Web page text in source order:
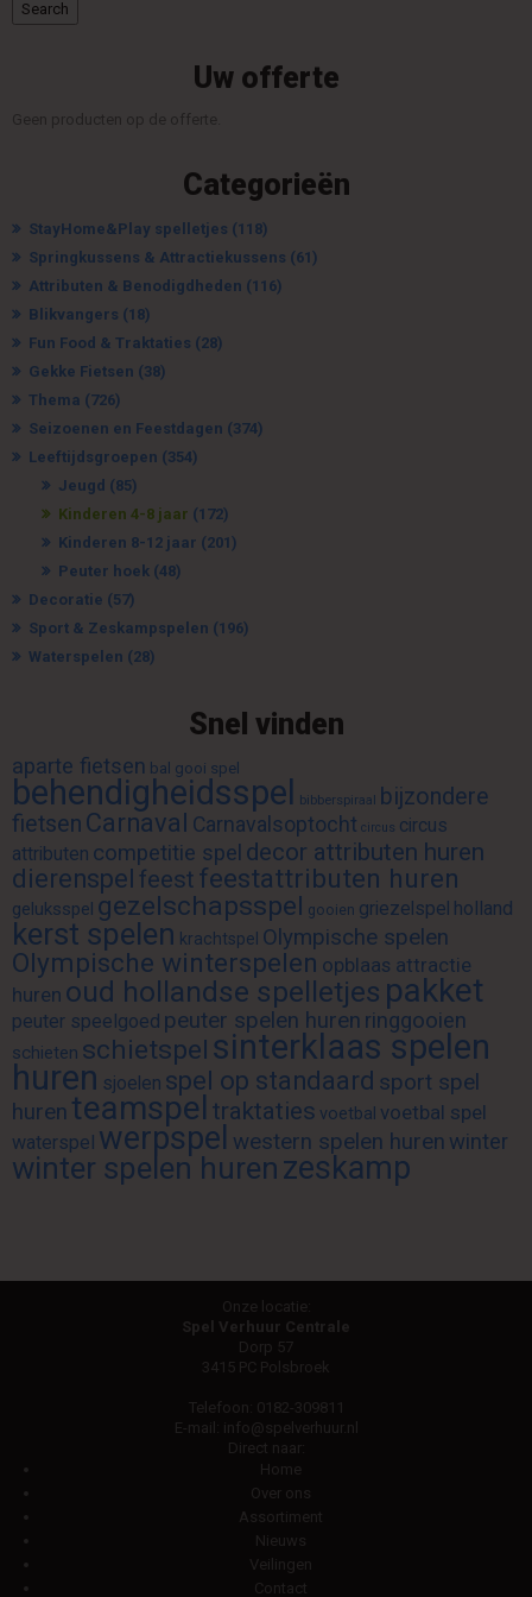
Search
Uw offerte
Geen producten op de offerte.
Categorieën
StayHome&Play spelletjes (118)
Springkussens & Attractiekussens (61)
Attributen & Benodigdheden (116)
Blikvangers (18)
Fun Food & Traktaties (28)
Gekke Fietsen (38)
Thema (726)
Seizoenen en Feestdagen (374)
Leeftijdsgroepen (354)
Jeugd (85)
Kinderen 4-8 jaar (172)
Kinderen 8-12 jaar (201)
Peuter hoek (48)
Decoratie (57)
Sport & Zeskampspelen (196)
Waterspelen (28)
Snel vinden
aparte fietsen bal gooi spel
behendigheidsspel bibberspiraal bijzondere
fietsen Carnaval Carnavalsoptocht circus circus
attributen competitie spel decor attributen huren
dierenspel feest feestattributen huren
geluksspel gezelschapsspel gooien griezelspel holland
kerst spelen krachtspel Olympische spelen
Olympische winterspelen opblaas attractie
huren oud hollandse spelletjes pakket
peuter speelgoed peuter spelen huren ringgooien
schieten schietspel sinterklaas spelen
huren sjoelen spel op standaard sport spel
huren teamspel traktaties voetbal voetbal spel
waterspel werpspel western spelen huren winter
winter spelen huren zeskamp
Onze locatie:
Spel Verhuur Centrale
Dorp 57
3415 PC Polsbroek
Telefoon: 0182-309811
E-mail: info@spelverhuur.nl
Direct naar:
Home
Over ons
Assortiment
Nieuws
Veilingen
Contact